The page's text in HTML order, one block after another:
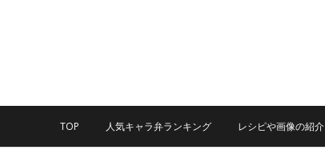
TOP 人気キャラ弁ランキング レシピや画像の紹介